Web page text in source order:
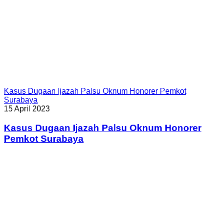
Kasus Dugaan Ijazah Palsu Oknum Honorer Pemkot
Surabaya
15 April 2023
Kasus Dugaan Ijazah Palsu Oknum Honorer
Pemkot Surabaya